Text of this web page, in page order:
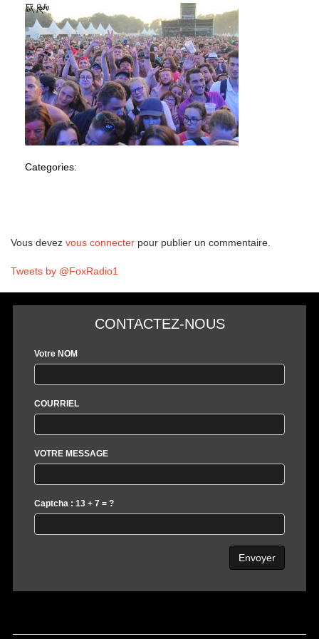
Categories:
Vous devez vous connecter pour publier un commentaire.
Tweets by @FoxRadio1
CONTACTEZ-NOUS
Votre NOM
COURRIEL
VOTRE MESSAGE
Captcha : 13 + 7 = ?
Envoyer